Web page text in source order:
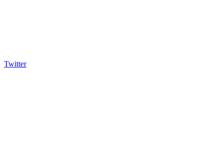
Twitter